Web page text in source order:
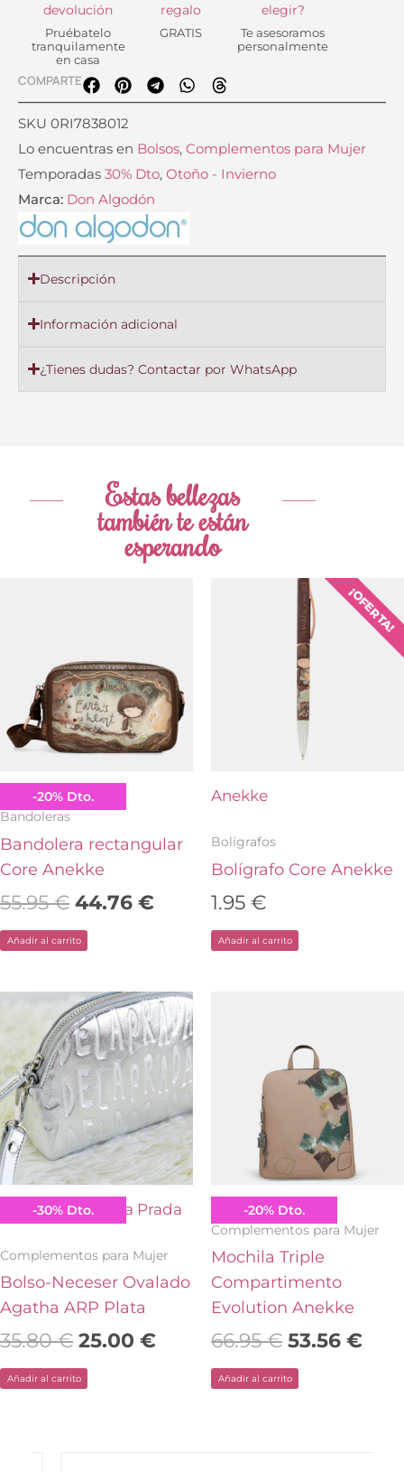
devolución
Pruébatelo
tranquilamente
en casa
regalo
GRATIS
elegir?
Te asesoramos
personalmente
COMPARTE
SKU 0RI7838012
Lo encuentras en Bolsos, Complementos para Mujer
Temporadas 30% Dto, Otoño - Invierno
Marca: Don Algodón
Descripción
Información adicional
¿Tienes dudas? Contactar por WhatsApp
Estas bellezas
también te están
esperando
¡OFERTA!
-20% Dto.
Anekke
Bandoleras
Bandolera rectangular
Core Anekke
55.95€
era:
55.95 €.
44.76 €
es:
44.76 €.
Añadir al carrito
Anekke
Bolígrafos
Bolígrafo Core Anekke
1.95 €
Añadir al carrito
-30% Dto.
Agatha Ruiz de la Prada
Complementos para Mujer
Bolso-Neceser Ovalado
Agatha ARP Plata
35.80€
El
precio
original
era:
35.80 €.
25.00 €
El
precio
actual
es:
25.00 €.
Añadir al carrito
-20% Dto.
Anekke
Complementos para Mujer
Mochila Triple
Compartimento
Evolution Anekke
66.95€
original
era:
66.95 €.
53.56 €
Añadir al carrito